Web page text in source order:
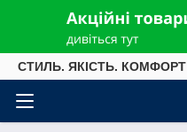
СТИЛЬ. ЯКІСТЬ. КОМФОРТ